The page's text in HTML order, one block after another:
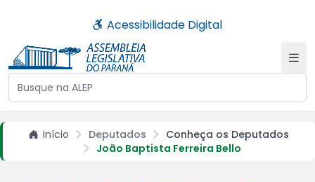
Acessibilidade Digital
Buscar no site da ALEP
Início Deputados
Conheça os Deputados
João Baptista Ferreira Bello